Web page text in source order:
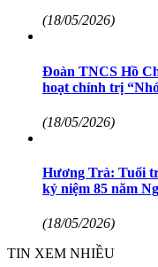
(18/05/2026)
Đoàn TNCS Hồ
hoạt chính trị
(18/05/2026)
Hương Trà: Tuổi
kỷ niệm 85 năm
(18/05/2026)
TIN XEM NHIỀU